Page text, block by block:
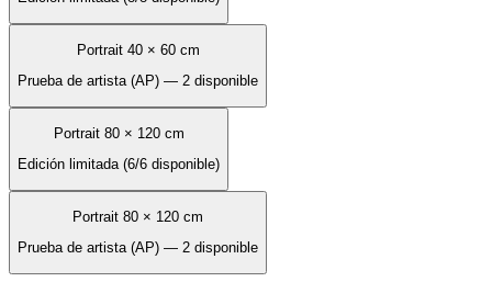
Portrait 40 × 60 cm
Prueba de artista (AP) — 2 disponible
Portrait 80 × 120 cm
Edición limitada (6/6 disponible)
Portrait 80 × 120 cm
Prueba de artista (AP) — 2 disponible